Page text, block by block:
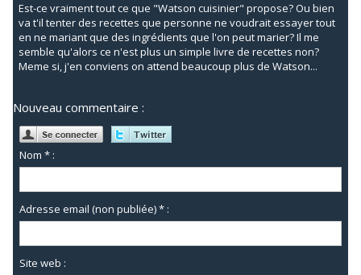
Est-ce vraiment tout ce que "Watson cuisinier" propose? Ou bien
va t'il tenter des recettes que personne ne voudrait essayer tout
en ne mariant que des ingrédients que l'on peut marier? Il me
semble qu'alors ce n'est plus un simple livre de recettes non?
Meme si, j'en conviens on attend beaucoup plus de Watson...
Nouveau commentaire :
Nom * :
Adresse email (non publiée) * :
Site web :